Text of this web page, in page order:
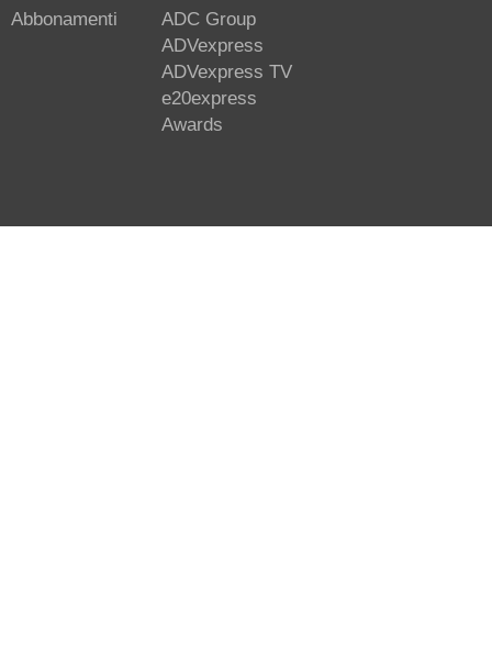
Abbonamenti
ADC Group
ADVexpress
ADVexpress TV
e20express
Awards